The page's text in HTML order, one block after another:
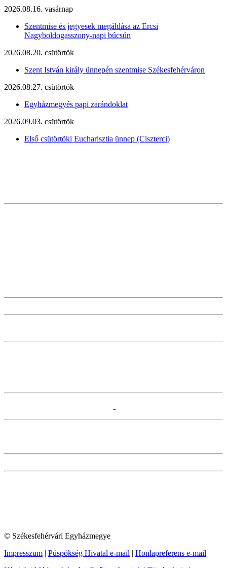
2026.08.16. vasárnap
Szentmise és jegyesek megáldása az Ercsi
Nagyboldogasszony-napi búcsún
2026.08.20. csütörtök
Szent István király ünnepén szentmise Székesfehérváron
2026.08.27. csütörtök
Egyházmegyés papi zarándoklat
2026.09.03. csütörtök
Első csütörtöki Eucharisztia ünnep (Ciszterci)
© Székesfehérvári Egyházmegye
Impresszum | Püspökség Hivatal e-mail | Honlapreferens e-mail